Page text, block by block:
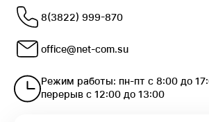
8(3822) 999-870
office@net-com.su
Режим работы: пн-пт с 8:00 до
перерыв с 12:00 до 13:00